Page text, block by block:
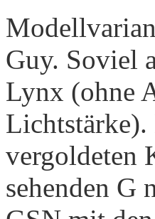
Guy. Soviel
Lynx (ohne
vergoldeten
sehenden G